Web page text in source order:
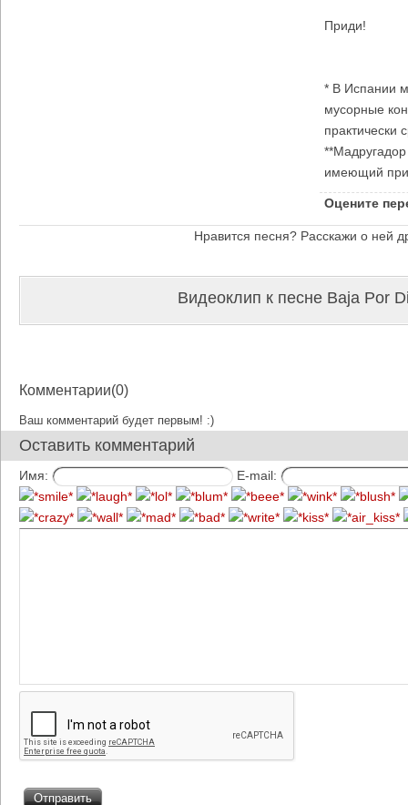
Приди!
* В Испании
мусорные
практически
имеющий
Оцените
Нравится песня? Расскажи о ней
Видеоклип к песне Baja Por
Комментарии(0)
Ваш комментарий будет первым! :)
Оставить комментарий
Имя: E-mail: